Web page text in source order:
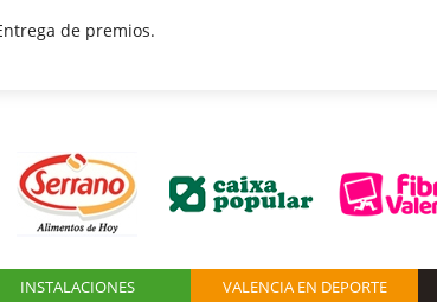
de premios.
INSTALACIONES VALENCIA EN DEPORTE